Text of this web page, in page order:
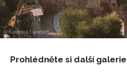
Prohlédněte si další galerie